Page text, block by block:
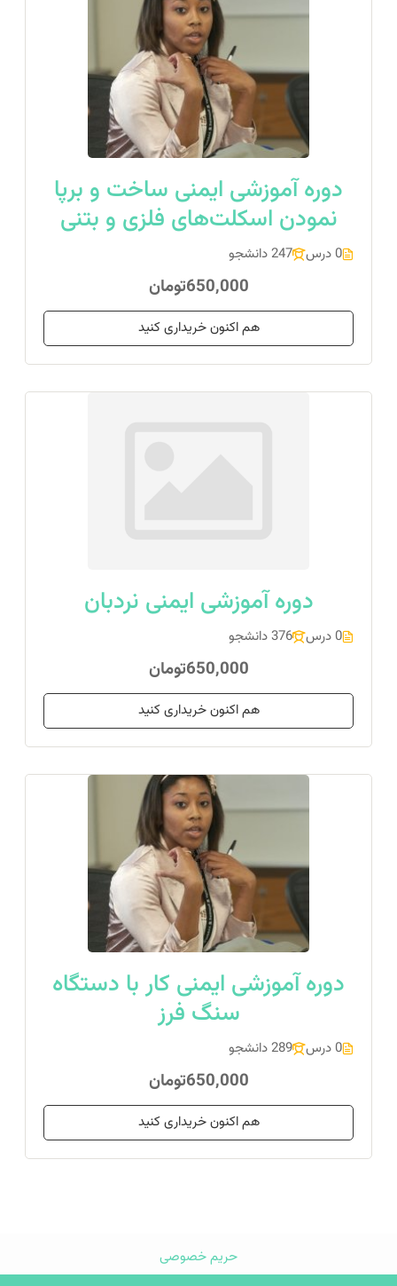
دوره آموزشی ایمنی ساخت و برپا
نمودن اسکلت‌های فلزی و بتنی
0 درس 247 دانشجو
650,000تومان
هم اکنون خریداری کنید
دوره آموزشی ایمنی نردبان
0 درس 376 دانشجو
650,000تومان
هم اکنون خریداری کنید
دوره آموزشی ایمنی کار با دستگاه
سنگ فرز
0 درس 289 دانشجو
650,000تومان
هم اکنون خریداری کنید
حریم خصوصی